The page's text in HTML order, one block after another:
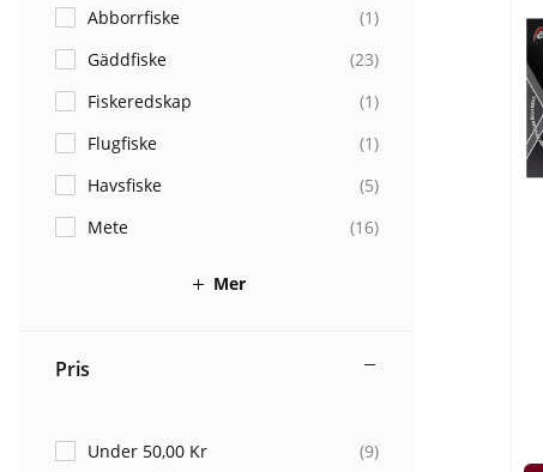
Abborrfiske (1)
Gäddfiske
(23)
Fiskeredskap
(1)
Flugfiske
(1)
Havsfiske
(5)
Mete
(16)
Mer
Pris
Under 50,00 Kr (9)